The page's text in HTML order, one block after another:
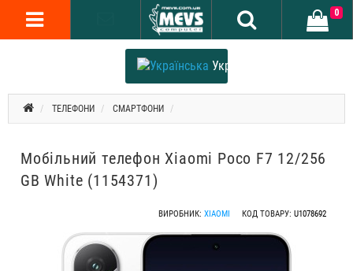
Українська
0
ТЕЛЕФОНИ СМАРТФОНИ
Мобільний телефон Xiaomi Poco F7 12/256
GB White (1154371)
ВИРОБНИК: XIAOMI КОД ТОВАРУ: U1078692